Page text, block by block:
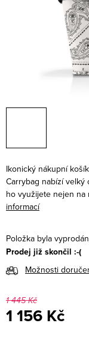
Ikonický nákupní
Carrybag nabízí
ho využijete nejen na
informací
Položka byla
Prodej již skončil :-(
Možnosti
1 445 Kč
1 156 Kč